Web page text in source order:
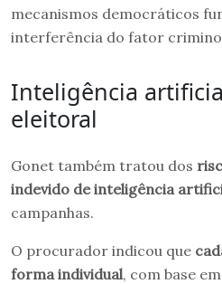
mecanismos democráticos
interferência do fator
Inteligência
eleitoral
Gonet também tratou dos
indevido de inteligência
campanhas.
O procurador indicou que
forma individual, com base